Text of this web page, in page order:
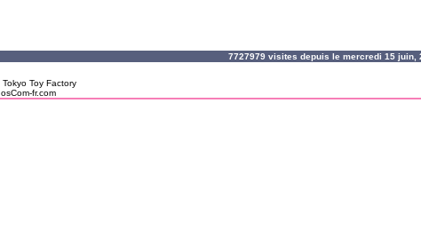
7727979 visites depuis le mercredi 15
Tokyo Toy Factory
osCom-fr.com